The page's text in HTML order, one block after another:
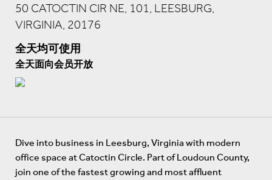
50 CATOCTIN CIR NE, 101, LEESBURG,
VIRGINIA, 20176
全天均可使用
全天面向会员开放
Dive into business in Leesburg, Virginia with modern
office space at Catoctin Circle. Part of Loudoun County,
join one of the fastest growing and most affluent